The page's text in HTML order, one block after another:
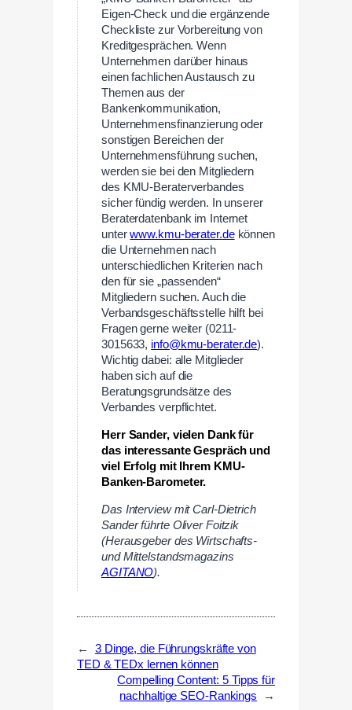
Eigen-Check und die ergänzende
Checkliste zur Vorbereitung von
Kreditgesprächen. Wenn
Unternehmen darüber hinaus
einen fachlichen Austausch zu
Themen aus der
Bankenkommunikation,
Unternehmensfinanzierung oder
sonstigen Bereichen der
Unternehmensführung suchen,
werden sie bei den Mitgliedern
des KMU-Beraterverbandes
sicher fündig werden. In unserer
Beraterdatenbank im Internet
unterwww.kmu-berater.dekönnen
die Unternehmen nach
unterschiedlichen Kriterien nach
den für sie „passenden“
Mitgliedern suchen. Auch die
Verbandsgeschäftsstelle hilft bei
Fragen gerne weiter (0211-
3015633, info@kmu-berater.de).
Wichtig dabei: alle Mitglieder
haben sich auf die
Beratungsgrundsätze des
Verbandes verpflichtet.
Herr Sander, vielen Dank für
das interessante Gespräch und
viel Erfolg mit Ihrem KMU-
Banken-Barometer.
Das Interview mit Carl-Dietrich
Sander führte Oliver Foitzik
(Herausgeber des Wirtschafts-
und Mittelstandsmagazins
AGITANO).
←
3 Dinge, die Führungskräfte von
TED & TEDx lernen können
Compelling Content: 5 Tipps für
nachhaltige SEO-Rankings
→